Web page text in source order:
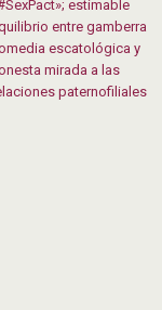
estimable
entre gamberra
escatológica y
mirada a las
paternofiliales